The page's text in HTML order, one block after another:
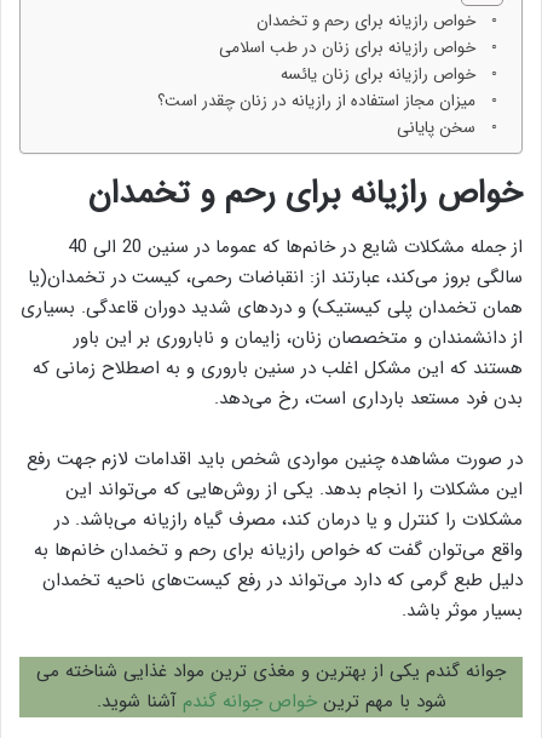
خواص رازیانه برای رحم و تخمدان
خواص رازیانه برای زنان در طب اسلامی
خواص رازیانه برای زنان یائسه
میزان مجاز استفاده از رازیانه در زنان چقدر است؟
سخن پایانی
خواص رازیانه برای رحم و تخمدان
از جمله مشکلات شایع در خانم‌ها که عموما در سنین 20 الی 40
سالگی بروز می‌کند، عبارتند از: انقباضات رحمی، کیست در تخمدان(یا
همان تخمدان پلی کیستیک) و دردهای شدید دوران قاعدگی. بسیاری
از دانشمندان و متخصصان زنان، زایمان و ناباروری بر این باور
هستند که این مشکل اغلب در سنین باروری و به اصطلاح زمانی که
بدن فرد مستعد بارداری است، رخ می‌دهد.
در صورت مشاهده چنین مواردی شخص باید اقدامات لازم جهت رفع
این مشکلات را انجام بدهد. یکی از روش‌هایی که می‌تواند این
مشکلات را کنترل و یا درمان کند، مصرف گیاه رازیانه می‌‌باشد. در
واقع می‌توان گفت که خواص رازیانه برای رحم و تخمدان خانم‌ها به
دلیل طبع گرمی که دارد می‌تواند در رفع کیست‌های ناحیه تخمدان
بسیار موثر باشد.
جوانه گندم یکی از بهترین و مغذی ترین مواد غذایی شناخته می
شود با مهم ترینخواص جوانه گندمآشنا شوید.